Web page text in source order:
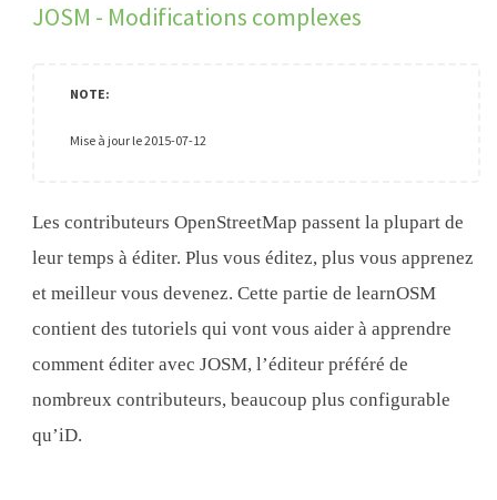
JOSM - Modifications complexes
Mise à jour le 2015-07-12
Les contributeurs OpenStreetMap passent la plupart de
leur temps à éditer. Plus vous éditez, plus vous apprenez
et meilleur vous devenez. Cette partie de learnOSM
contient des tutoriels qui vont vous aider à apprendre
comment éditer avec JOSM, l’éditeur préféré de
nombreux contributeurs, beaucoup plus configurable
qu’iD.